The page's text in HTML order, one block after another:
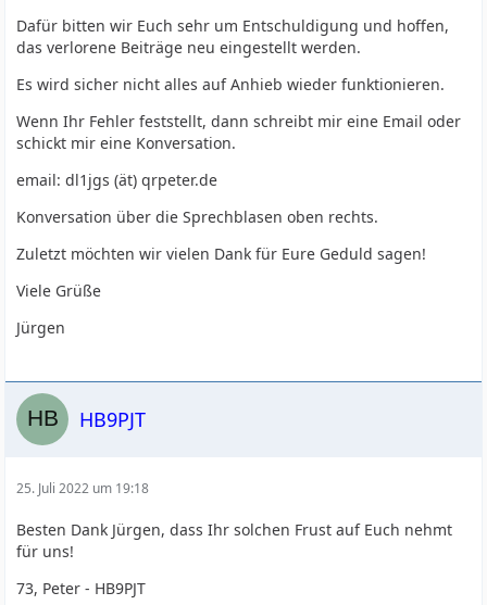
Dafür bitten wir Euch sehr um Entschuldigung und hoffen,
das verlorene Beiträge neu eingestellt werden.
Es wird sicher nicht alles auf Anhieb wieder funktionieren.
Wenn Ihr Fehler feststellt, dann schreibt mir eine Email oder
schickt mir eine Konversation.
email: dl1jgs (ät) qrpeter.de
Konversation über die Sprechblasen oben rechts.
Zuletzt möchten wir vielen Dank für Eure Geduld sagen!
Viele Grüße
Jürgen
HB9PJT
25. Juli 2022 um 19:18
Besten Dank Jürgen, dass Ihr solchen Frust auf Euch nehmt
für uns!
73, Peter - HB9PJT